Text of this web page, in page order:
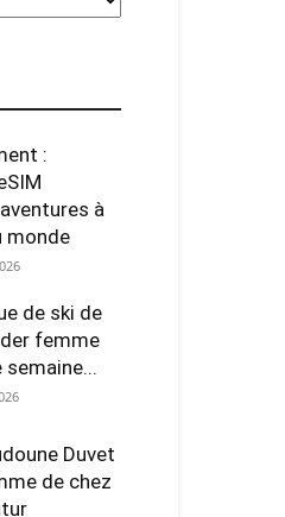
:
à
monde
de ski de
femme
semaine...
Duvet
de chez